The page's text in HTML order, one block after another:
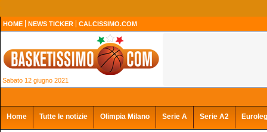
HOME NEWS TICKER CALCISSIMO.COM
Sabato 12 giugno 2021
Home Tutte le notizie Olimpia Milano Serie A Serie A2